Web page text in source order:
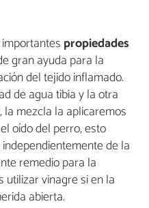
propiedades
gran ayuda para la
del tejido inflamado.
de agua tibia y la otra
mezcla la aplicaremos
oído del perro, esto
de la
remedio para la
utilizar vinagre si en la
abierta.